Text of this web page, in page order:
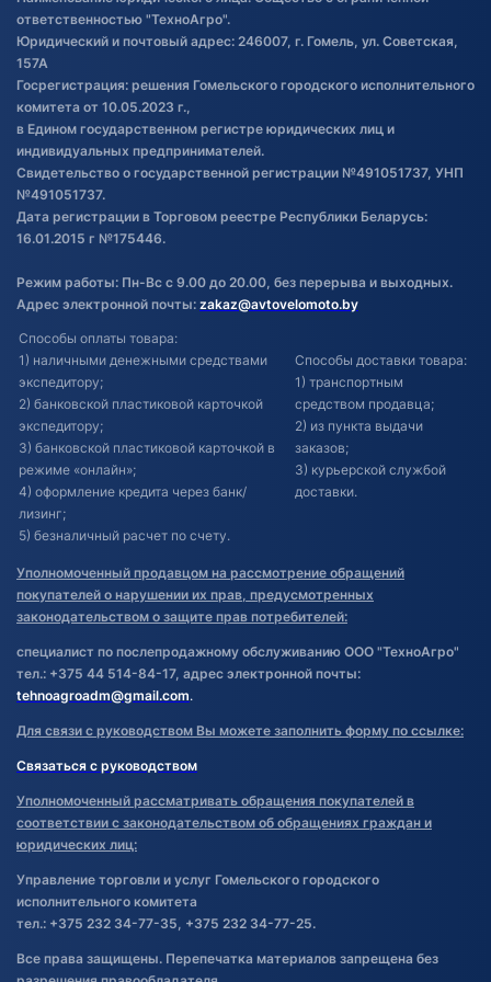
Обработка файлов cookie
Постановка транспорта на учет
Обновления в ЭПТС 2024
ответственностью "ТехноАгро".
Юридический и почтовый адрес: 246007, г. Гомель, ул. Советская,
157А
Госрегистрация: решения Гомельского городского исполнительного
комитета от 10.05.2023 г.,
в Едином государственном регистре юридических лиц и
индивидуальных предпринимателей.
Свидетельство о государственной регистрации №491051737, УНП
№491051737.
Дата регистрации в Торговом реестре Республики Беларусь:
16.01.2015 г №175446.
Режим работы: Пн-Вс с 9.00 до 20.00, без перерыва и выходных.
Адрес электронной почты: zakaz@avtovelomoto.by
Способы оплаты товара:
1) наличными денежными средствами
экспедитору;
2) банковской пластиковой карточкой
экспедитору;
3) банковской пластиковой карточкой в
режиме «онлайн»;
4) оформление кредита через банк/
лизинг;
5) безналичный расчет по счету.
Способы доставки товара:
1) транспортным
средством продавца;
2) из пункта выдачи
заказов;
3) курьерской службой
доставки.
Уполномоченный продавцом на рассмотрение обращений
покупателей о нарушении их прав, предусмотренных
законодательством о защите прав потребителей:
специалист по послепродажному обслуживанию ООО "ТехноАгро"
тел.: +375 44 514-84-17, адрес электронной почты:
tehnoagroadm@gmail.com.
Для связи с руководством Вы можете заполнить форму по ссылке:
Связаться с руководством
Уполномоченный рассматривать обращения покупателей в
соответствии с законодательством об обращениях граждан и
юридических лиц:
Управление торговли и услуг Гомельского городского
исполнительного комитета
тел.: +375 232 34-77-35, +375 232 34-77-25.
Все права защищены. Перепечатка материалов запрещена без